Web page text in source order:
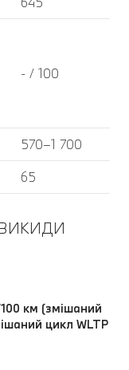
- / 100
570–1 700
65
км (змішаний
цикл WLTP